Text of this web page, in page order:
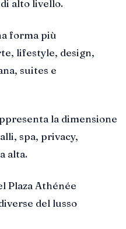
alto livello.
forma più
lifestyle, design,
suites e
la dimensione
spa, privacy,
alta.
Plaza Athénée
del lusso